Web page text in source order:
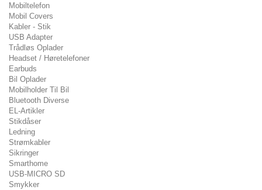
Mobiltelefon
Mobil Covers
Kabler - Stik
USB Adapter
Trådløs Oplader
Headset / Høretelefoner
Earbuds
Bil Oplader
Mobilholder Til Bil
Bluetooth Diverse
EL-Artikler
Stikdåser
Ledning
Strømkabler
Sikringer
Smarthome
USB-MICRO SD
Smykker